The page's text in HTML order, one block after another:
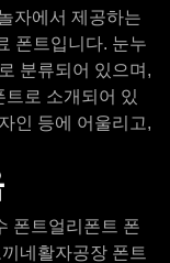
자에서 제공하는
폰트입니다. 눈누
분류되어 있으며,
로 소개되어 있
인 등에 어울리고,
폰트 얼리폰트 폰
끼네활자공장 폰트